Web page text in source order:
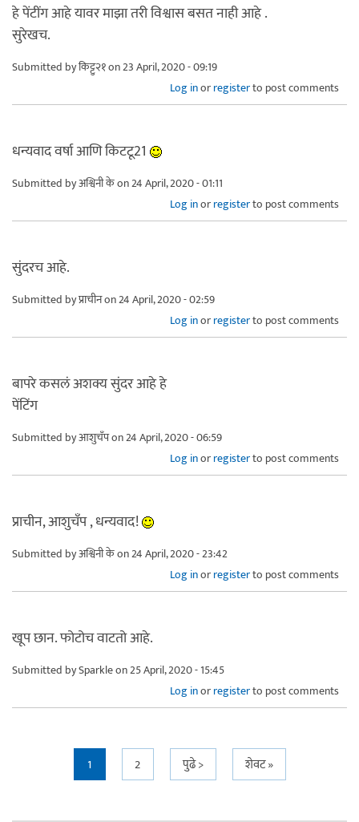
हे पेंटींग आहे यावर माझा तरी विश्वास बसत नाही आहे .
सुरेखच.
Submitted byकिट्टु२१on 23 April, 2020 - 09:19
Log inorregisterto post comments
धन्यवाद वर्षा आणि किटटू21
Submitted byअश्विनी केon 24 April, 2020 - 01:11
Log inorregisterto post comments
सुंदरच आहे.
Submitted byप्राचीनon 24 April, 2020 - 02:59
Log inorregisterto post comments
बापरे कसलं अशक्य सुंदर आहे हे
पेंटिंग
Submitted byआशुचँपon 24 April, 2020 - 06:59
Log inorregisterto post comments
प्राचीन, आशुचँप , धन्यवाद!
Submitted byअश्विनी केon 24 April, 2020 - 23:42
Log inorregisterto post comments
खूप छान. फोटोच वाटतो आहे.
Submitted bySparkleon 25 April, 2020 - 15:45
Log inorregisterto post comments
1 2 पुढे > शेवट »